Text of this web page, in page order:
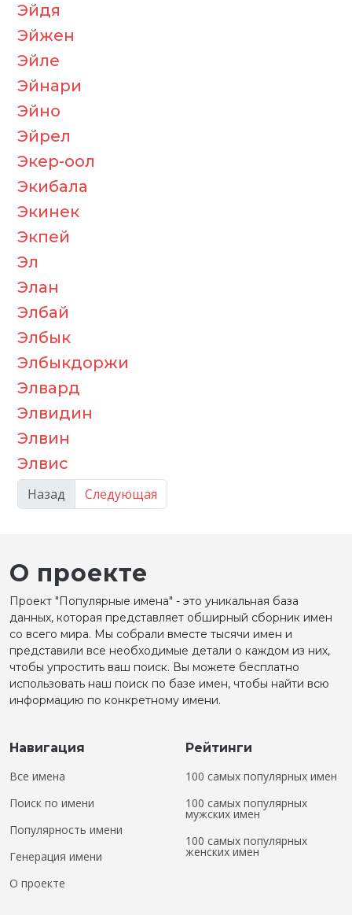
Эйдя
Эйжен
Эйле
Эйнари
Эйно
Эйрел
Экер-оол
Экибала
Экинек
Экпей
Эл
Элан
Элбай
Элбык
Элбыкдоржи
Элвард
Элвидин
Элвин
Элвис
Назад Следующая
О проекте
Проект "Популярные имена" - это уникальная база
данных, которая представляет обширный сборник имен
со всего мира. Мы собрали вместе тысячи имен и
представили все необходимые детали о каждом из них,
чтобы упростить ваш поиск. Вы можете бесплатно
использовать наш поиск по базе имен, чтобы найти всю
информацию по конкретному имени.
Навигация
Все имена
Поиск по имени
Популярность имени
Генерация имени
О проекте
Рейтинги
100 самых популярных имен
100 самых популярных
мужских имен
100 самых популярных
женских имен